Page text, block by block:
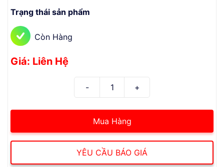
Trạng thái sản phẩm
Còn Hàng
Giá: Liên Hệ
Mua Hàng
YÊU CẦU BÁO GIÁ